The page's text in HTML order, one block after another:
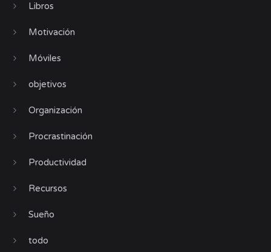
Libros
Motivación
Móviles
objetivos
Organización
Procrastinación
Productividad
Recursos
Sueño
todo